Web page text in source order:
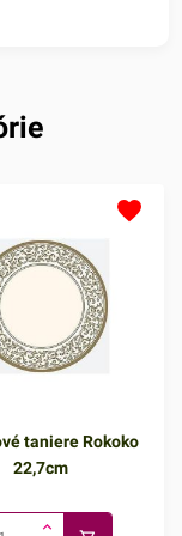
taniere Rokoko
22,7cm